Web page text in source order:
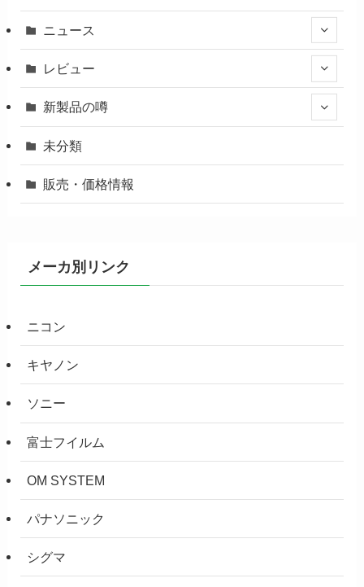
ニュース
レビュー
新製品の噂
未分類
販売・価格情報
メーカ別リンク
ニコン
キヤノン
ソニー
富士フイルム
OM SYSTEM
パナソニック
シグマ